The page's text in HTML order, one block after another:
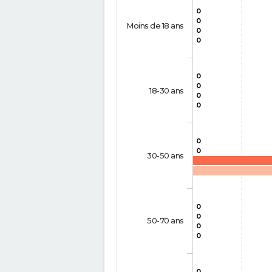
0
0
0
0
0
0
0
0
0
0
0
0
0
0
Moins de 18 ans
18-30 ans
30-50 ans
50-70 ans